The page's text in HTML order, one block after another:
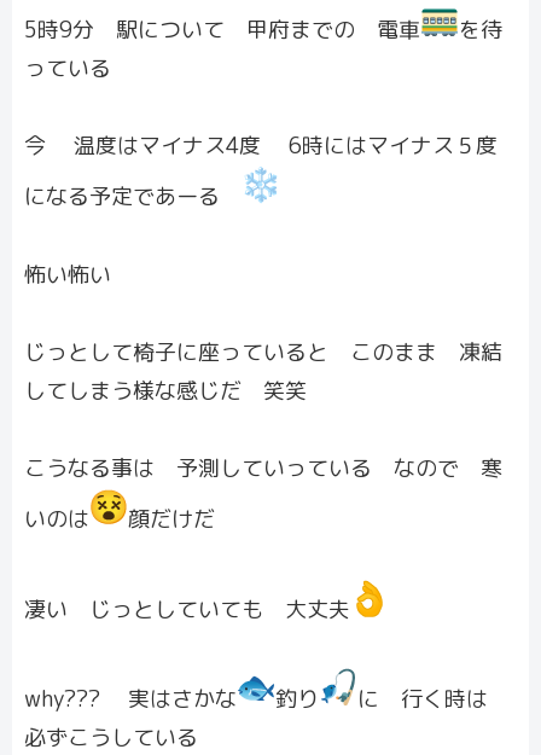
5時9分 駅について 甲府までの 電車
を待
っている
今 温度はマイナス4度 6時にはマイナス５度
になる予定であーる
怖い怖い
じっとして椅子に座っていると このまま 凍結
してしまう様な感じだ 笑笑
こうなる事は 予測していっている なので 寒
いのは
顔だけだ
凄い じっとしていても 大丈夫
why??? 実はさかな 釣り
に 行く時は
必ずこうしている